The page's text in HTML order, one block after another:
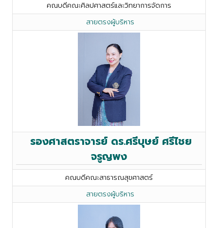
คณบดีคณะศิลปศาสตร์และวิทยาการจัดการ
สายตรงผู้บริหาร
รองศาสตราจารย์ ดร.ศรีบุษย์ ศรีไชย
จรูญพง
คณบดีคณะสาธารณสุขศาสตร์
สายตรงผู้บริหาร